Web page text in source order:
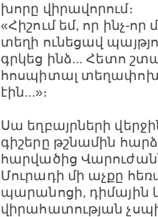
խորը վիրավորում։
«Հիշում եմ, որ ինչ-
տեղի ունեցավ
գրկեց ինձ... Հետո
հոսպիտալ
էին...»։
Սա եղբայրների
գիշերը թշնամին
հարվածից
Մուրադի մի աչքը
պարանոցի, դիմային
վիրահատության